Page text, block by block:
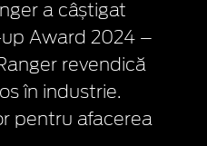
a câștigat
Award 2024 –
revendică
în industrie.
pentru afacerea